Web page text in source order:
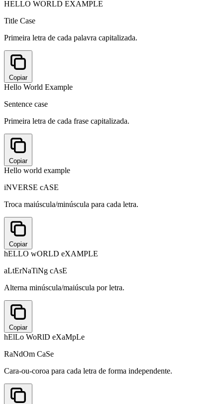
HELLO WORLD EXAMPLE
Title Case
Primeira letra de cada palavra capitalizada.
Copiar
Hello World Example
Sentence case
Primeira letra de cada frase capitalizada.
Copiar
Hello world example
iNVERSE cASE
Troca maiúscula/minúscula para cada letra.
Copiar
hELLO wORLD eXAMPLE
aLtErNaTiNg cAsE
Alterna minúscula/maiúscula por letra.
Copiar
hElLo WoRlD eXaMpLe
RaNdOm CaSe
Cara-ou-coroa para cada letra de forma independente.